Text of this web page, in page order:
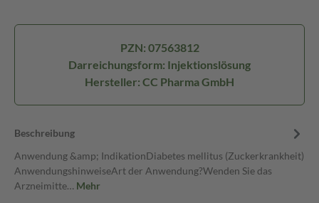
PZN: 07563812
Darreichungsform: Injektionslösung
Hersteller: CC Pharma GmbH
Beschreibung
Anwendung &amp; IndikationDiabetes mellitus (Zuckerkrankheit)
AnwendungshinweiseArt der Anwendung?Wenden Sie das
Arzneimitte… Mehr